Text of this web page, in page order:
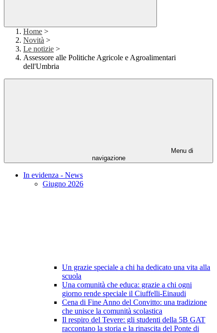
Home >
Novità >
Le notizie >
Assessore alle Politiche Agricole e Agroalimentari
dell'Umbria
Menu di
navigazione
In evidenza - News
Giugno 2026
Un grazie speciale a chi ha dedicato una vita alla
scuola
Una comunità che educa: grazie a chi ogni
giorno rende speciale il Ciuffelli-Einaudi
Cena di Fine Anno del Convitto: una tradizione
che unisce la comunità scolastica
Il respiro del Tevere: gli studenti della 5B GAT
raccontano la storia e la rinascita del Ponte di